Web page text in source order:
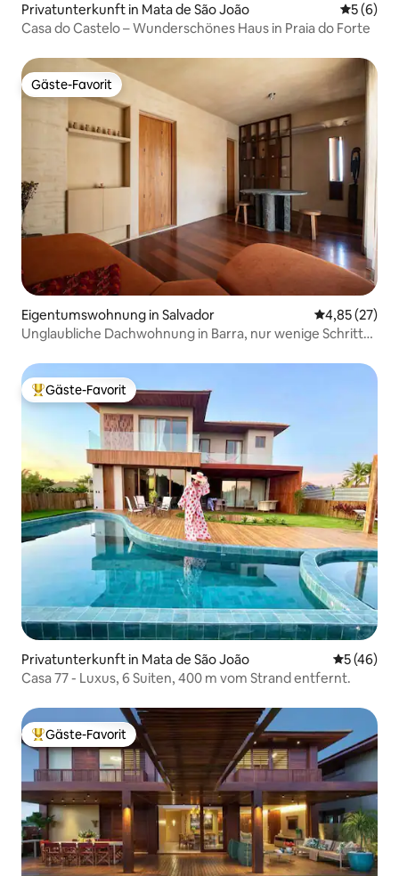
Privatunterkunft in Mata de São João
5 (6)
Casa do Castelo – Wunderschönes Haus in Praia do Forte
Gäste-Favorit
Gäste-Favorit
Eigentumswohnung in Salvador
4,85 (27)
Unglaubliche Dachwohnung in Barra, nur wenige Schritte
Beliebter Gäste-Favorit.
Gäste-Favorit
Privatunterkunft in Mata de São João
5 (46)
Casa 77 - Luxus, 6 Suiten, 400 m vom Strand entfernt.
Beliebter Gäste-Favorit.
Gäste-Favorit